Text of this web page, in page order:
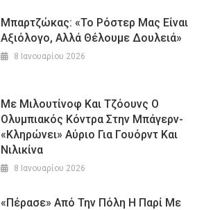
Μπαρτζώκας: «Το Ρόστερ Μας Είναι
Αξιόλογο, Αλλά Θέλουμε Δουλειά»
8 Ιανουαρίου 2026
Με Μιλουτίνοφ Και Τζόουνς Ο
Ολυμπιακός Κόντρα Στην Μπάγερν-
«Κληρώνει» Αύριο Για Γουόρντ Και
Νιλικίνα
8 Ιανουαρίου 2026
«Πέρασε» Από Την Πόλη Η Παρί Με